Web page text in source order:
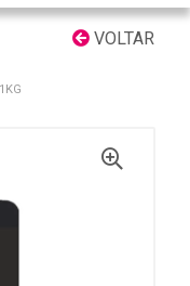
VOLTAR